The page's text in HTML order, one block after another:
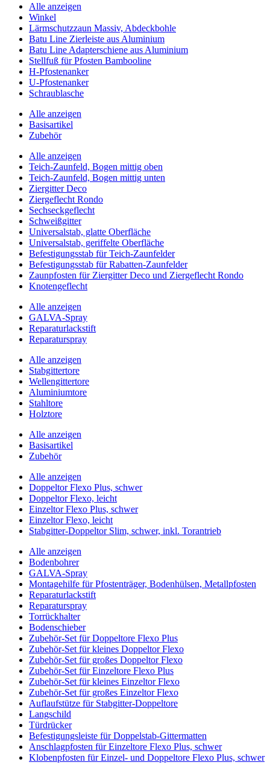
Alle anzeigen
Winkel
Lärmschutzzaun Massiv, Abdeckbohle
Batu Line Zierleiste aus Aluminium
Batu Line Adapterschiene aus Aluminium
Stellfuß für Pfosten Bambooline
H-Pfostenanker
U-Pfostenanker
Schraublasche
Alle anzeigen
Basisartikel
Zubehör
Alle anzeigen
Teich-Zaunfeld, Bogen mittig oben
Teich-Zaunfeld, Bogen mittig unten
Ziergitter Deco
Ziergeflecht Rondo
Sechseckgeflecht
Schweißgitter
Universalstab, glatte Oberfläche
Universalstab, geriffelte Oberfläche
Befestigungsstab für Teich-Zaunfelder
Befestigungsstab für Rabatten-Zaunfelder
Zaunpfosten für Ziergitter Deco und Ziergeflecht Rondo
Knotengeflecht
Alle anzeigen
GALVA-Spray
Reparaturlackstift
Reparaturspray
Alle anzeigen
Stabgittertore
Wellengittertore
Aluminiumtore
Stahltore
Holztore
Alle anzeigen
Basisartikel
Zubehör
Alle anzeigen
Doppeltor Flexo Plus, schwer
Doppeltor Flexo, leicht
Einzeltor Flexo Plus, schwer
Einzeltor Flexo, leicht
Stabgitter-Doppeltor Slim, schwer, inkl. Torantrieb
Alle anzeigen
Bodenbohrer
GALVA-Spray
Montagehilfe für Pfostenträger, Bodenhülsen, Metallpfosten
Reparaturlackstift
Reparaturspray
Torrückhalter
Bodenschieber
Zubehör-Set für Doppeltore Flexo Plus
Zubehör-Set für kleines Doppeltor Flexo
Zubehör-Set für großes Doppeltor Flexo
Zubehör-Set für Einzeltore Flexo Plus
Zubehör-Set für kleines Einzeltor Flexo
Zubehör-Set für großes Einzeltor Flexo
Auflaufstütze für Stabgitter-Doppeltore
Langschild
Türdrücker
Befestigungsleiste für Doppelstab-Gittermatten
Anschlagpfosten für Einzeltore Flexo Plus, schwer
Klobenpfosten für Einzel- und Doppeltore Flexo Plus, schwer